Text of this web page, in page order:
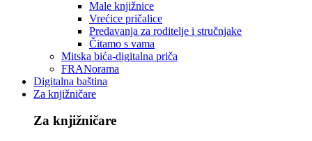
Male knjižnice
Vrećice pričalice
Predavanja za roditelje i stručnjake
Čitamo s vama
Mitska bića-digitalna priča
FRANorama
Digitalna baština
Za knjižničare
Za knjižničare